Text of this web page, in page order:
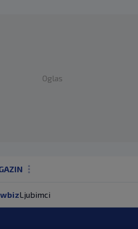
Oglas
KOLUMNE
Ljubimci